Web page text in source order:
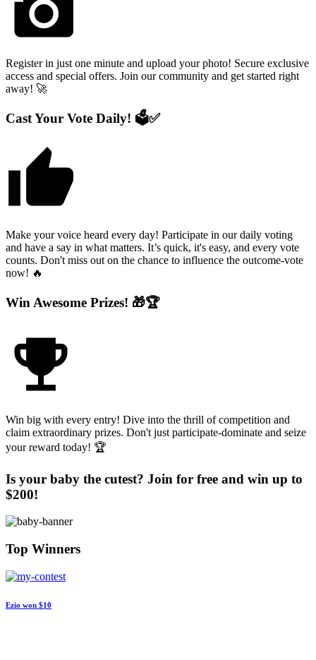
Register in just one minute and upload your photo! Secure exclusive
access and special offers. Join our community and get started right
away! 🚀
Cast Your Vote Daily! 🗳️✅
thumb_up
Make your voice heard every day! Participate in our daily voting
and have a say in what matters. It’s quick, it's easy, and every vote
counts. Don't miss out on the chance to influence the outcome-vote
now! 🔥
Win Awesome Prizes! 🎁🏆
emoji_events
Win big with every entry! Dive into the thrill of competition and
claim extraordinary prizes. Don't just participate-dominate and seize
your reward today! 🏆
Is your baby the cutest? Join for free and win up to
$200!
Top Winners
Ezio won $10